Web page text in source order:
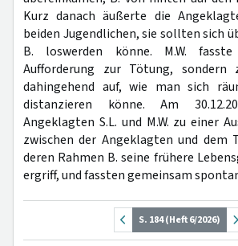
Kurz danach äußerte die
beiden Jugendlichen, sie sollten sich
B. loswerden könne. M.W.
Aufforderung zur Tötung, sondern
dahingehend auf, wie man sich
distanzieren könne. Am
Angeklagten S.L. und M.W. zu einer
zwischen der Angeklagten und dem
deren Rahmen B. seine frühere
ergriff, und fassten gemeinsam
S. 184 (Heft 6/2026)